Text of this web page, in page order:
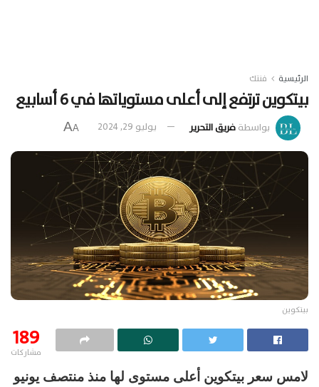
الرئيسية فنتك
بيتكوين ترتفع إلى أعلى مستوياتها في 6 أسابيع
بواسطةفريق التحرير يوليو 29, 2024 A
A
بيتكوين
189
مشاركات
لامس سعر بيتكوين أعلى مستوى لها منذ منتصف يونيو